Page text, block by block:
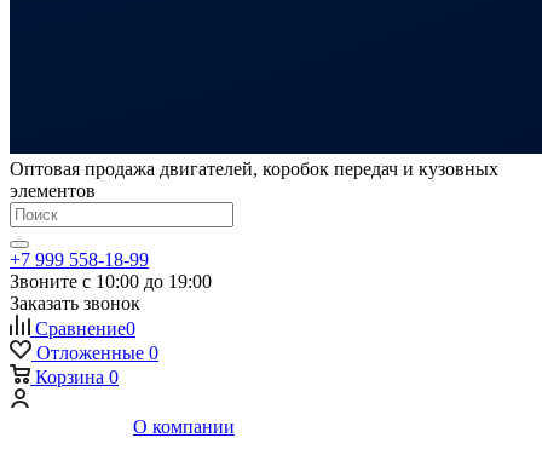
Оптовая продажа двигателей, коробок передач и кузовных
элементов
+7 999 558-18-99
Звоните с 10:00 до 19:00
Заказать звонок
Сравнение0
Отложенные 0
Корзина 0
О компании